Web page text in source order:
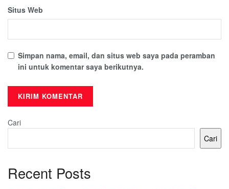
Situs Web
Simpan nama, email, dan situs web saya pada peramban
ini untuk komentar saya berikutnya.
Cari
Cari
Recent Posts